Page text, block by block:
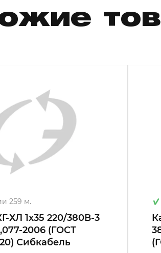
259 м.
ХЛ 1х35 220/380В-3
2006 (ГОСТ
Сибкабель